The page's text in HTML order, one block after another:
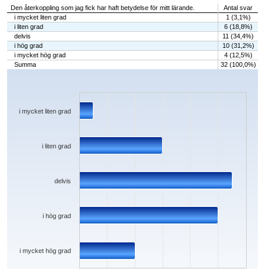
Den återkoppling som jag fick har haft betydelse för mitt lärande.
Antal svar
i mycket liten grad
1 (3,1%)
i liten grad
6 (18,8%)
delvis
11 (34,4%)
i hög grad
10 (31,2%)
i mycket hög grad
4 (12,5%)
Summa
32 (100,0%)
Chart
The chart has 1 X axis displaying categories.
The chart has 1 Y axis displaying values. Data ranges from 1 to 11.
i mycket hög grad
i hög grad
delvis
i liten grad
i mycket liten grad